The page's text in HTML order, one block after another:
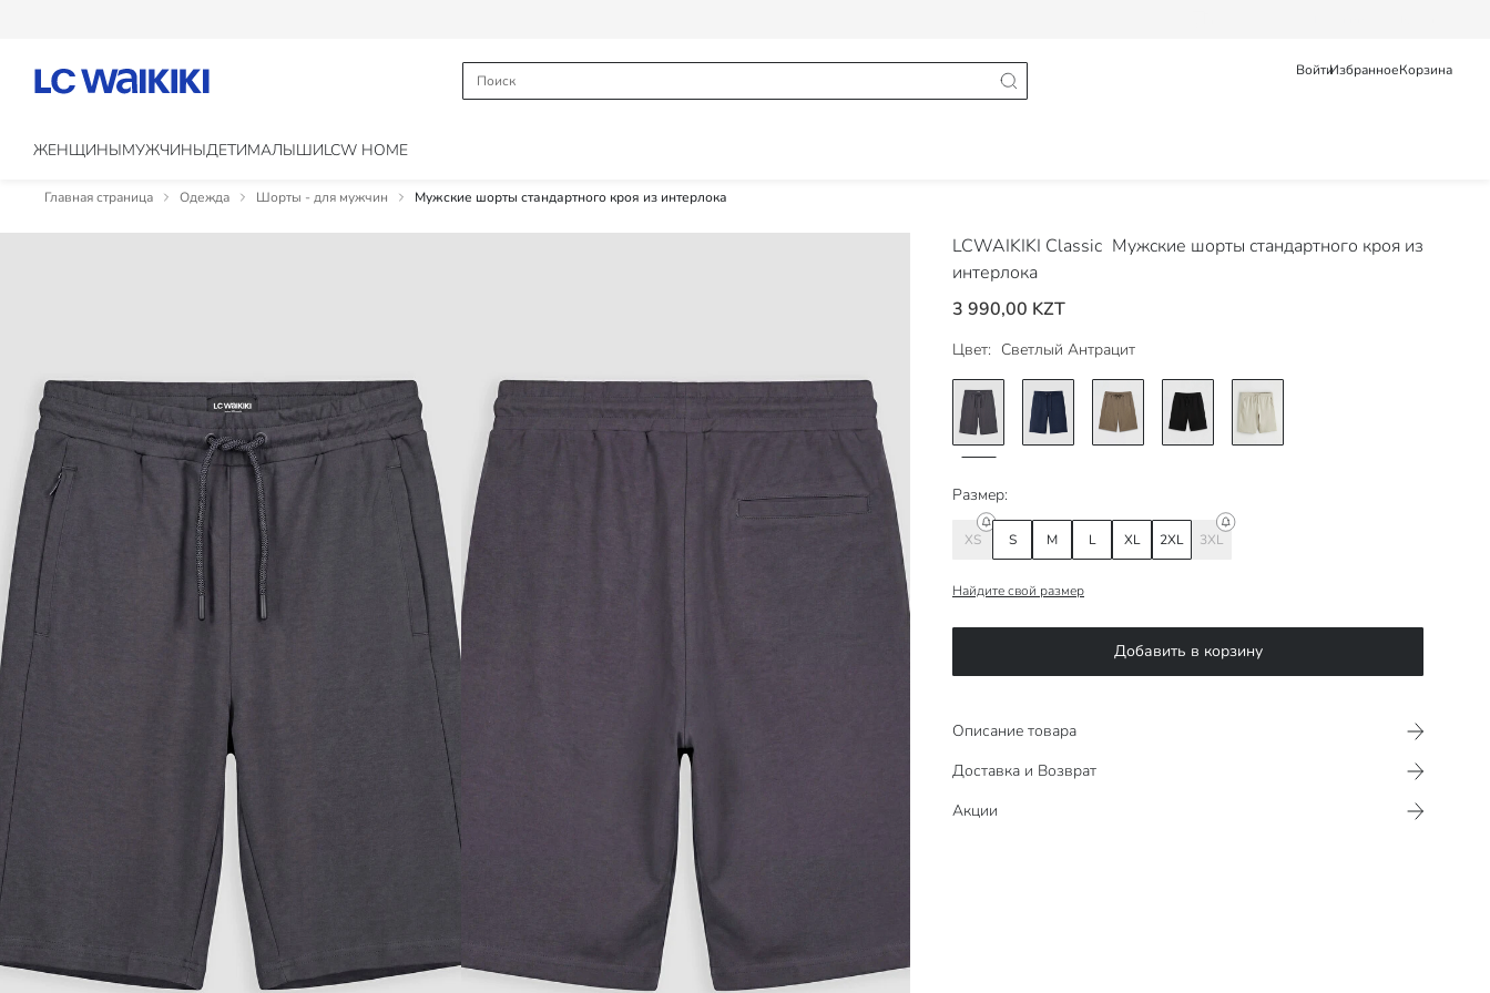
ВойтиИзбранноеКорзина
ЖЕНЩИНЫМУЖЧИНЫДЕТИМАЛЫШИLCW HOME
Главная страница Одежда Шорты - для мужчин Мужские шорты стандартного кроя из интерлока
LCWAIKIKI Classic Мужские шорты стандартного кроя из
интерлока
3 990,00 KZT
Цвет: Светлый Антрацит
Размер:
XS S M L XL 2XL 3XL
Найдите свой размер
Добавить в корзину
Описание товара
Доставка и Возврат
Акции